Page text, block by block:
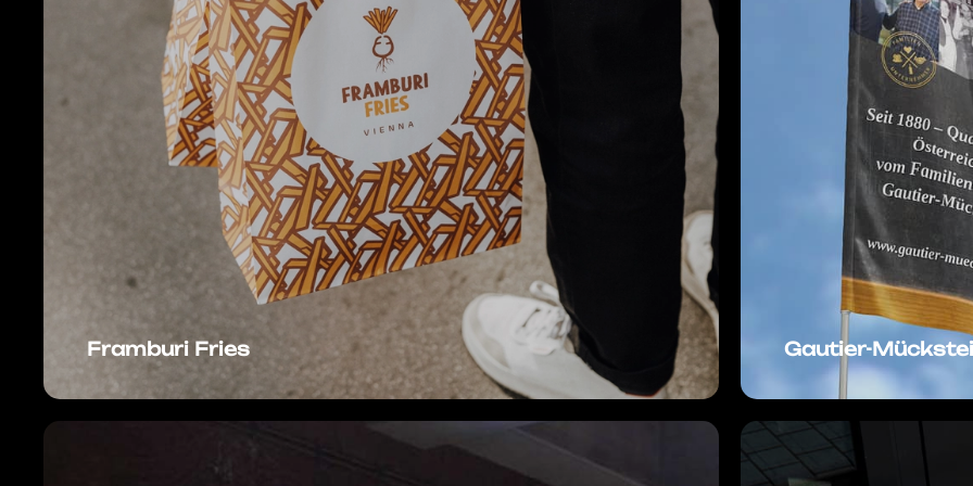
Framburi Fries Gautier-